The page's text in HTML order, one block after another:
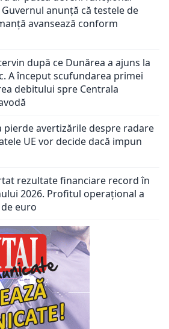
anunță că testele de
avansează conform
după ce Dunărea a ajuns la
A început scufundarea primei
debitului spre Centrala
pierde avertizările despre radare
UE vor decide dacă impun
rezultate financiare record în
2026. Profitul operațional a
euro